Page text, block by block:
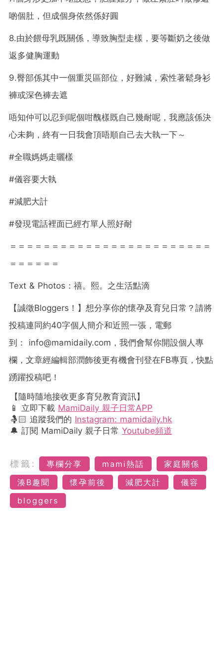
啲個肚，但成個身依然係好圓
8.由於餵母乳既關係，導致胸型走樣，要等斷奶之後做
返多健胸運動
9.臀部係其中一個重災區部位，好難減，索性著鬆身衫
褲或深色褲去遮
唔知仲可以忍到呢個咁醜樣既自己幾耐呢，我應該係決
心未夠，終有一日我會頂唔順自己去大執一下～
#全職媽媽走曬樣
#儀容要大執
#減肥大計
#發現電話裡面已經冇單人照好耐
＝＝＝＝＝＝＝＝＝＝＝＝＝＝＝＝＝＝＝＝＝＝＝＝
＝＝＝＝＝＝
Text & Photos：禧。熙。之生活點滴
【誠徵Bloggers！】想分享你的懷孕及育兒日常？請將
投稿連同約40字個人簡介和近照一張，電郵
到： info@mamidaily.com ，我們會幫你開設個人專
欄，文章經編輯部潤飾後更有機會刊登在FB專頁，快點
踴躍投稿吧！
【隨時隨地接收更多育兒教育資訊】
📱 立即下載 MamiDaily 親子日常APP
🤱🏻 追蹤我們的 Instagram: mamidaily.hk
🔔 訂閱 MamiDaily 親子日常 Youtube頻道
標籤: 專欄分享 mami熱話
家庭關係
湊B趣聞
懷孕前後 減肥大計
儀容
bloggers